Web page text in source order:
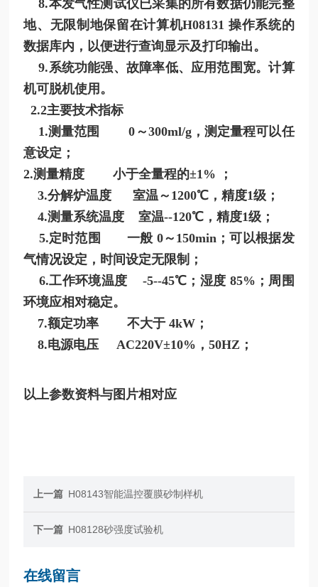
8.本发气性测试仪已采集的所有数据仍能完整
地、无限制地保留在计算机H08131 操作系统的
数据库内，以便进行查询显示及打印输出。
9.系统功能强、故障率低、应用范围宽。计算
机可脱机使用。
2.2主要技术指标
1.测量范围 0～300ml/g，测定量程可以任
意设定；
2.测量精度 小于全量程的±1% ；
3.分解炉温度 室温～1200℃，精度1级；
4.测量系统温度 室温--120℃，精度1级；
5.定时范围 一般 0～150min；可以根据发
气情况设定，时间设定无限制；
6.工作环境温度 -5--45℃；湿度 85%；周围
环境应相对稳定。
7.额定功率 不大于 4kW；
8.电源电压 AC220V±10%，50HZ；
以上参数资料与图片相对应
上一篇 H08143智能温控覆膜砂制样机
下一篇 H08128砂强度试验机
在线留言